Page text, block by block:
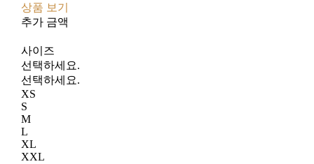
상품 보기
추가 금액
사이즈
선택하세요.
선택하세요.
XS
S
M
L
XL
XXL